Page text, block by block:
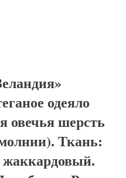
одеяло
овечья шерсть
Ткань: